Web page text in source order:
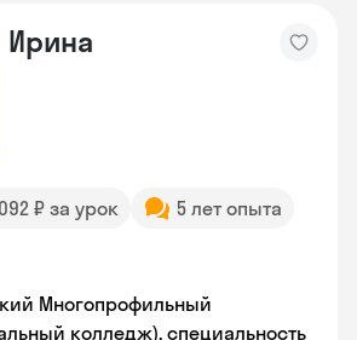
Ирина
₽ за урок
5 лет опыта
Многопрофильный
колледж), специальность